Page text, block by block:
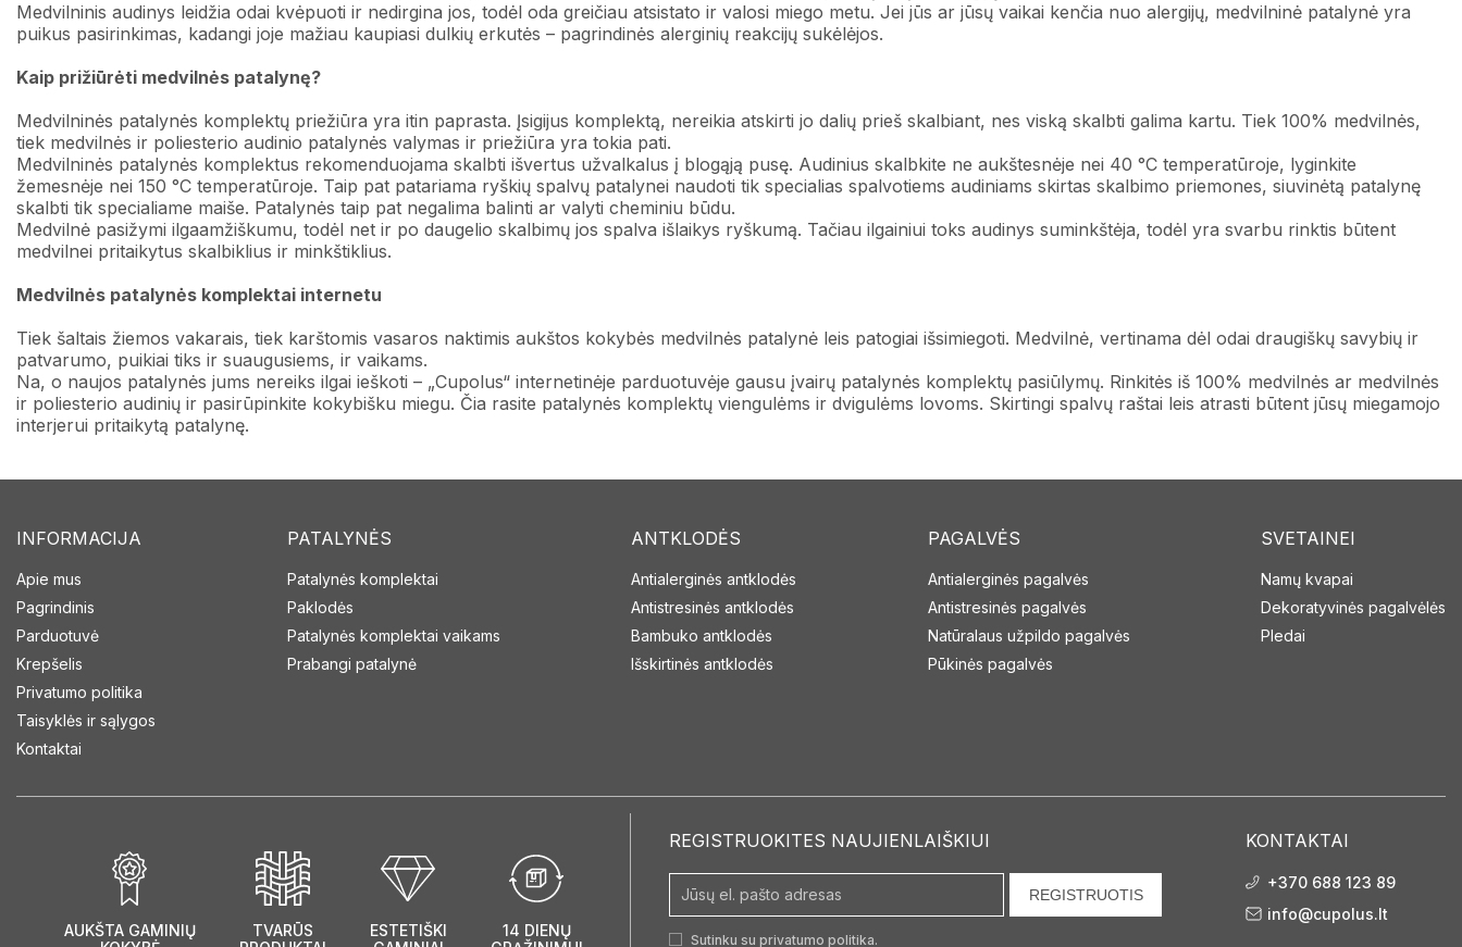
Medvilninis audinys leidžia odai kvėpuoti ir nedirgina jos, todėl oda greičiau atsistato ir valosi miego metu. Jei jūs ar jūsų vaikai kenčia nuo alergijų, medvilninė patalynė yra
puikus pasirinkimas, kadangi joje mažiau kaupiasi dulkių erkutės – pagrindinės alerginių reakcijų sukėlėjos.
Kaip prižiūrėti medvilnės patalynę?
Medvilninės patalynės komplektų priežiūra yra itin paprasta. Įsigijus komplektą, nereikia atskirti jo dalių prieš skalbiant, nes viską skalbti galima kartu. Tiek 100% medvilnės,
tiek medvilnės ir poliesterio audinio patalynės valymas ir priežiūra yra tokia pati.
Medvilninės patalynės komplektus rekomenduojama skalbti išvertus užvalkalus į blogąją pusę. Audinius skalbkite ne aukštesnėje nei 40 °C temperatūroje, lyginkite
žemesnėje nei 150 °C temperatūroje. Taip pat patariama ryškių spalvų patalynei naudoti tik specialias spalvotiems audiniams skirtas skalbimo priemones, siuvinėtą patalynę
skalbti tik specialiame maiše. Patalynės taip pat negalima balinti ar valyti cheminiu būdu.
Medvilnė pasižymi ilgaamžiškumu, todėl net ir po daugelio skalbimų jos spalva išlaikys ryškumą. Tačiau ilgainiui toks audinys suminkštėja, todėl yra svarbu rinktis būtent
medvilnei pritaikytus skalbiklius ir minkštiklius.
Medvilnės patalynės komplektai internetu
Tiek šaltais žiemos vakarais, tiek karštomis vasaros naktimis aukštos kokybės medvilnės patalynė leis patogiai išsimiegoti. Medvilnė, vertinama dėl odai draugiškų savybių ir
patvarumo, puikiai tiks ir suaugusiems, ir vaikams.
Na, o naujos patalynės jums nereiks ilgai ieškoti – „Cupolus“ internetinėje parduotuvėje gausu įvairų patalynės komplektų pasiūlymų. Rinkitės iš 100% medvilnės ar medvilnės
ir poliesterio audinių ir pasirūpinkite kokybišku miegu. Čia rasite patalynės komplektų viengulėms ir dvigulėms lovoms. Skirtingi spalvų raštai leis atrasti būtent jūsų miegamojo
interjerui pritaikytą patalynę.
INFORMACIJA
Apie mus
Pagrindinis
Parduotuvė
Krepšelis
Privatumo politika
Taisyklės ir sąlygos
Kontaktai
PATALYNĖS
Patalynės komplektai
Paklodės
Patalynės komplektai vaikams
Prabangi patalynė
ANTKLODĖS
Antialerginės antklodės
Antistresinės antklodės
Bambuko antklodės
Išskirtinės antklodės
PAGALVĖS
Antialerginės pagalvės
Antistresinės pagalvės
Natūralaus užpildo pagalvės
Pūkinės pagalvės
SVETAINEI
Namų kvapai
Dekoratyvinės pagalvėlės
Pledai
AUKŠTA GAMINIŲ
TVARŪS
ESTETIŠKI
14 DIENŲ
REGISTRUOKITES NAUJIENLAIŠKIUI
REGISTRUOTIS
Sutinku suprivatumo politika.
KONTAKTAI
+370 688 123 89
info@cupolus.lt